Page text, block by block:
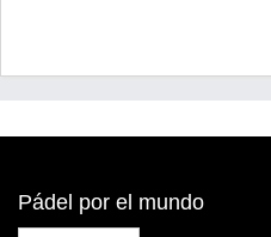
Pádel por el mundo